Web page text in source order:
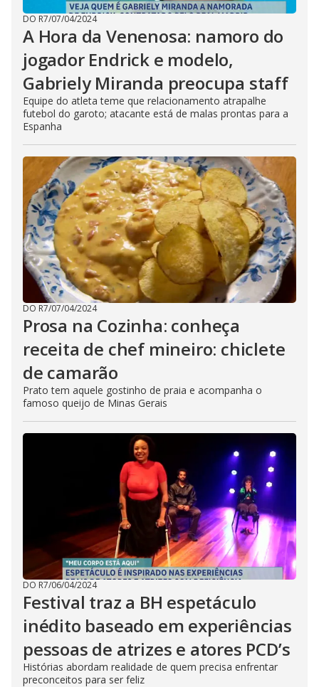
DO R7/07/04/2024
A Hora da Venenosa: namoro do
jogador Endrick e modelo,
Gabriely Miranda preocupa staff
Equipe do atleta teme que relacionamento atrapalhe
futebol do garoto; atacante está de malas prontas para a
Espanha
DO R7/07/04/2024
Prosa na Cozinha: conheça
receita de chef mineiro: chiclete
de camarão
Prato tem aquele gostinho de praia e acompanha o
famoso queijo de Minas Gerais
DO R7/06/04/2024
Festival traz a BH espetáculo
inédito baseado em experiências
pessoas de atrizes e atores PCD’s
Histórias abordam realidade de quem precisa enfrentar
preconceitos para ser feliz